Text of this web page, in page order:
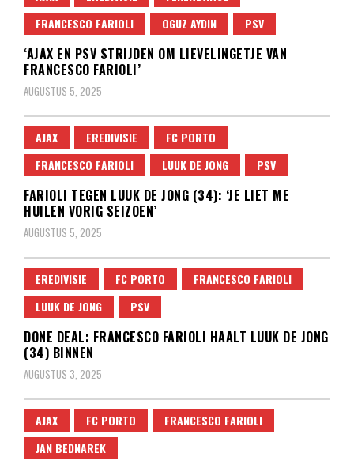
FRANCESCO FARIOLI
OGUZ AYDIN PSV
‘AJAX EN PSV STRIJDEN OM LIEVELINGETJE VAN
FRANCESCO FARIOLI’
AUGUSTUS 5, 2025
AJAX EREDIVISIE
FC PORTO
FRANCESCO FARIOLI
LUUK DE JONG PSV
FARIOLI TEGEN LUUK DE JONG (34): ‘JE LIET ME
HUILEN VORIG SEIZOEN’
AUGUSTUS 5, 2025
EREDIVISIE FC PORTO
FRANCESCO FARIOLI
LUUK DE JONG
PSV
DONE DEAL: FRANCESCO FARIOLI HAALT LUUK DE JONG
(34) BINNEN
AUGUSTUS 3, 2025
AJAX FC PORTO
FRANCESCO FARIOLI
JAN BEDNAREK